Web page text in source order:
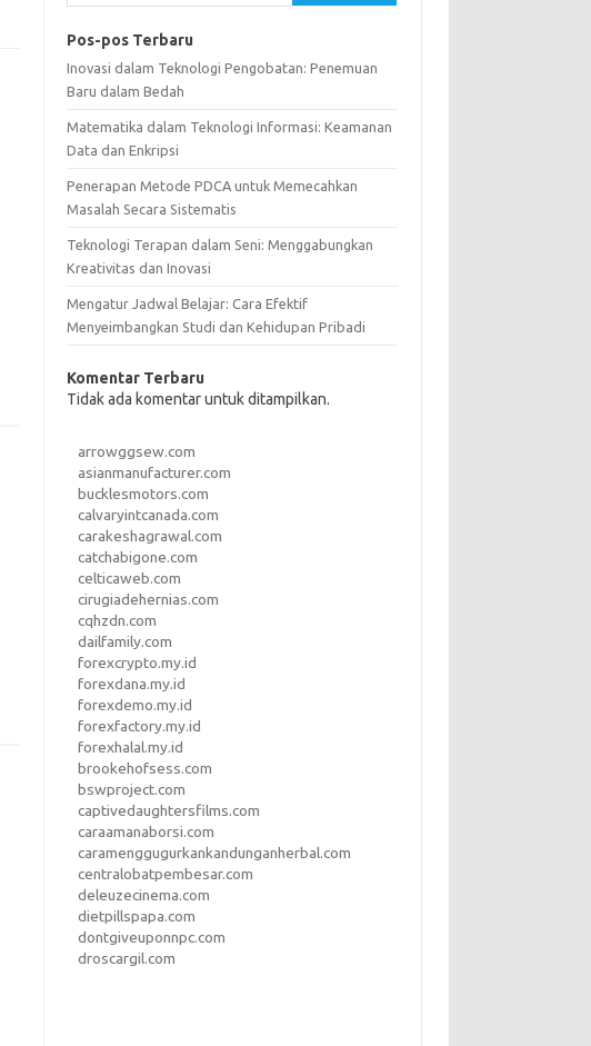
Pos-pos Terbaru
Inovasi dalam Teknologi Pengobatan: Penemuan
Baru dalam Bedah
Matematika dalam Teknologi Informasi: Keamanan
Data dan Enkripsi
Penerapan Metode PDCA untuk Memecahkan
Masalah Secara Sistematis
Teknologi Terapan dalam Seni: Menggabungkan
Kreativitas dan Inovasi
Mengatur Jadwal Belajar: Cara Efektif
Menyeimbangkan Studi dan Kehidupan Pribadi
Komentar Terbaru
Tidak ada komentar untuk ditampilkan.
arrowggsew.com
asianmanufacturer.com
bucklesmotors.com
calvaryintcanada.com
carakeshagrawal.com
catchabigone.com
celticaweb.com
cirugiadehernias.com
cqhzdn.com
dailfamily.com
forexcrypto.my.id
forexdana.my.id
forexdemo.my.id
forexfactory.my.id
forexhalal.my.id
brookehofsess.com
bswproject.com
captivedaughtersfilms.com
caraamanaborsi.com
caramenggugurkankandunganherbal.com
centralobatpembesar.com
deleuzecinema.com
dietpillspapa.com
dontgiveuponnpc.com
droscargil.com